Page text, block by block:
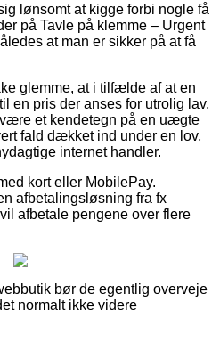
lønsomt at kigge forbi nogle få
på Tavle på klemme – Urgent
at man er sikker på at få
glemme, at i tilfælde af at en
en pris der anses for utrolig lav,
et kendetegn på en uægte
fald dækket ind under en lov,
internet handler.
kort eller MobilePay.
afbetalingsløsning fra fx
afbetale pengene over flere
bør de egentlig overveje
normalt ikke videre